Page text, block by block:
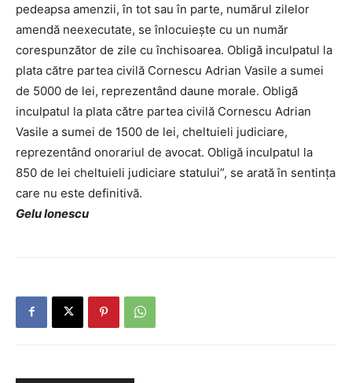
pedeapsa amenzii, în tot sau în parte, numărul zilelor
amendă neexecutate, se înlocuiește cu un număr
corespunzător de zile cu închisoarea. Obligă inculpatul la
plata către partea civilă Cornescu Adrian Vasile a sumei
de 5000 de lei, reprezentând daune morale. Obligă
inculpatul la plata către partea civilă Cornescu Adrian
Vasile a sumei de 1500 de lei, cheltuieli judiciare,
reprezentând onorariul de avocat. Obligă inculpatul la
850 de lei cheltuieli judiciare statului”, se arată în sentința
care nu este definitivă.
Gelu Ionescu